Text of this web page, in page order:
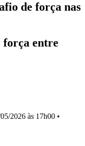
de força nas
força entre
2026 às 17h00 •